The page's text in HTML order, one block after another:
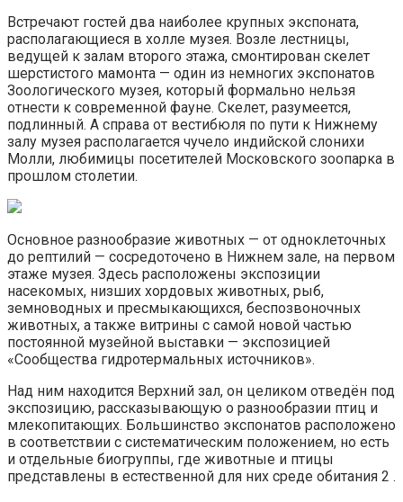
Встречают гостей два наиболее крупных экспоната,
располагающиеся в холле музея. Возле лестницы,
ведущей к залам второго этажа, смонтирован скелет
шерстистого мамонта — один из немногих экспонатов
Зоологического музея, который формально нельзя
отнести к современной фауне. Скелет, разумеется,
подлинный. А справа от вестибюля по пути к Нижнему
залу музея располагается чучело индийской слонихи
Молли, любимицы посетителей Московского зоопарка в
прошлом столетии.
Основное разнообразие животных — от одноклеточных
до рептилий — сосредоточено в Нижнем зале, на первом
этаже музея. Здесь расположены экспозиции
насекомых, низших хордовых животных, рыб,
земноводных и пресмыкающихся, беспозвоночных
животных, а также витрины с самой новой частью
постоянной музейной выставки — экспозицией
«Сообщества гидротермальных источников».
Над ним находится Верхний зал, он целиком отведён под
экспозицию, рассказывающую о разнообразии птиц и
млекопитающих. Большинство экспонатов расположено
в соответствии с систематическим положением, но есть
и отдельные биогруппы, где животные и птицы
представлены в естественной для них среде обитания 2 .